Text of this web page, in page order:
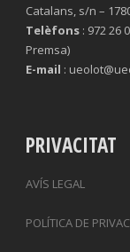
Catalans, s/n –
Telèfons : 972 26
Premsa)
E-mail :
PRIVACITAT
AVÍS LEGAL
POLÍTICA DE